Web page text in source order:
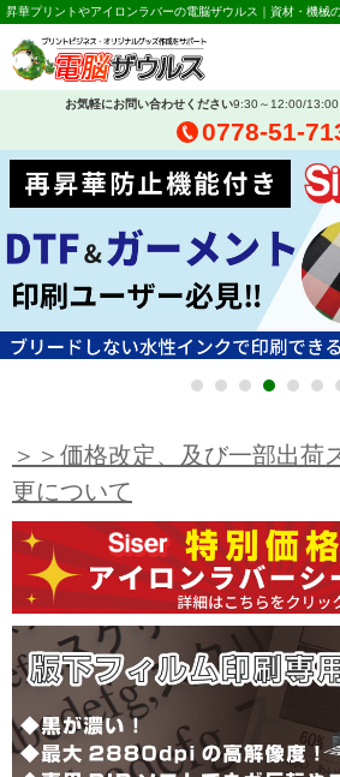
昇華プリントやアイロンラバーの電脳ザウルス｜資材・機械
お気軽にお問い合わせください9:30～12:00/13:00
0778-51-
＞＞価格改定、及び一部出荷
更について